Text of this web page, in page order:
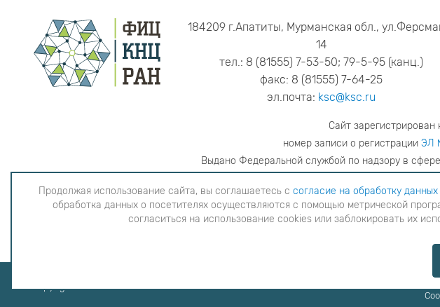
184209 г.Апатиты, Мурманская обл.,
14
тел.: 8 (81555) 7-53-50; 79-5-95 (канц.)
факс: 8 (81555) 7-64-25
эл.почта: ksc@ksc.ru
Сайт
номер записи о регистрации ЭЛ
Выдано Федеральной службой по надзору в
адрес редакции
Продолжая использование сайта, вы соглашаетесь с согласие на обработку данных
данных о посетителях осуществляются с помощью метрической программы
Copyright © 2026
Продолжая использование сайта, вы соглашаетесь с согласие на обработку данных
обработка данных о посетителях осуществляются с помощью метрической
согласиться на использование cookies или заблокировать их